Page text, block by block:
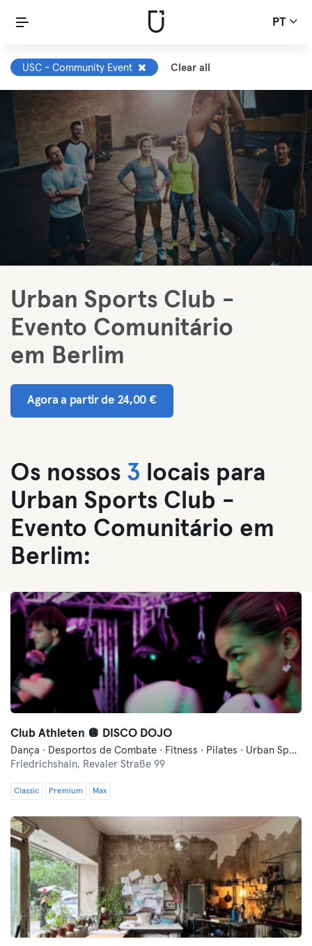
PT
USC - Community Event Clear all
Urban Sports Club -
Evento Comunitário
em Berlim
Agora a partir de 24,00 €
Os nossos 3 locais para
Urban Sports Club -
Evento Comunitário em
Berlim:
Club Athleten 🪩 DISCO DOJO
Dança · Desportos de Combate · Fitness · Pilates · Urban Sports Club - Evento Comunitário · Yoga
Friedrichshain, Revaler Straße 99
Classic Premium Max